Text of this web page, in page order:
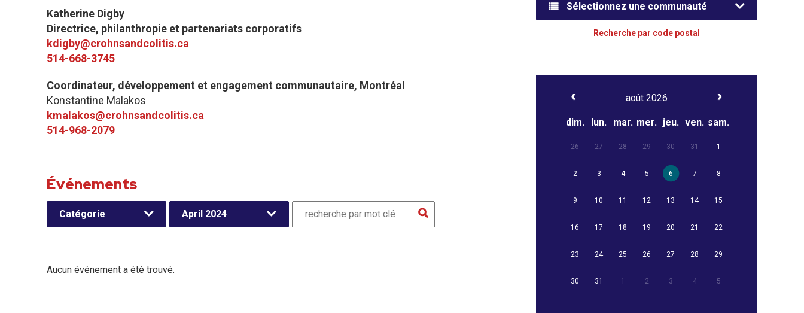
Katherine Digby
Directrice, philanthropie et partenariats corporatifs
kdigby@crohnsandcolitis.ca
514-668-3745
Coordinateur, développement et engagement communautaire​, Montréal
Konstantine Malakos
kmalakos@crohnsandcolitis.ca
514-968-2079
Événements
Catégorie April 2024
Aucun événement a été trouvé.
Sélectionnez une communauté
Recherche par code postal
août 2026
dim. lun. mar. mer. jeu. ven. sam.
26 27 28 29 30 31 1
2 3 4 5 6 7 8
9 10 11 12 13 14 15
16 17 18 19 20 21 22
23 24 25 26 27 28 29
30 31 1 2 3 4 5